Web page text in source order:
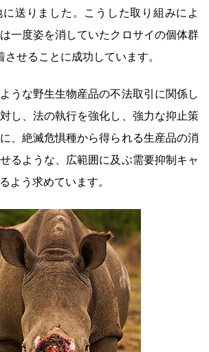
送りました。こうした取り組みによ
一度姿を消していたクロサイの個体群
させることに成功しています。
うな野生生物産品の不法取引に関係し
し、法の執行を強化し、強力な抑止策
、絶滅危惧種から得られる生産品の消
るような、広範囲に及ぶ需要抑制キャ
よう求めています。